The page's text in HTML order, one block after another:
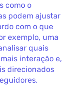
como o
podem ajustar
com o que
exemplo, uma
quais
interação e,
direcionados